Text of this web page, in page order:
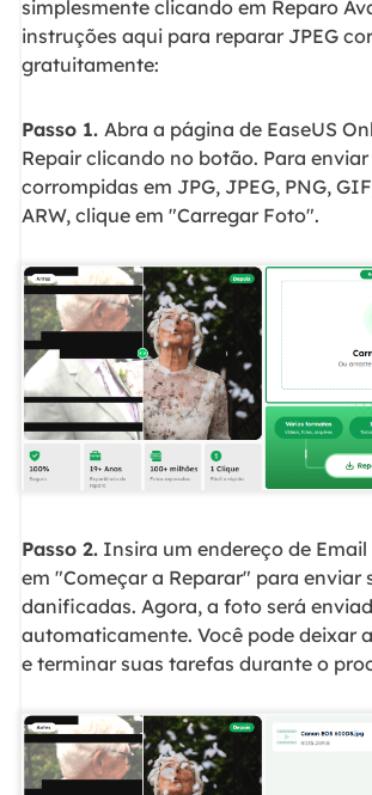
simplesmente clicando em Reparo
instruções aqui para reparar JPEG
gratuitamente:
Passo 1. Abra a página de EaseUS
Repair clicando no botão. Para
corrompidas em JPG, JPEG, PNG,
ARW, clique em "Carregar Foto".
Passo 2.Insira um endereço de Email
em "Começar a Reparar" para enviar
danificadas. Agora, a foto será
automaticamente. Você pode deixar
e terminar suas tarefas durante o